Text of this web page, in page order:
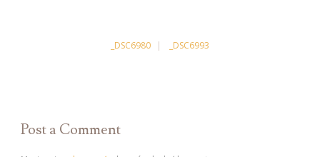
_DSC6980 _DSC6993
Post a Comment